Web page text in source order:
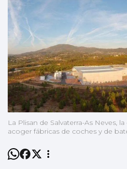
La Plisan de Salvaterra-As Neves,
acoger fábricas de coches y de